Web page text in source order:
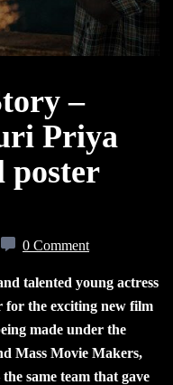
–
Priya
poster
0 Comment
talented young actress
for the exciting new film
made under the
Mass Movie Makers,
same team that gave